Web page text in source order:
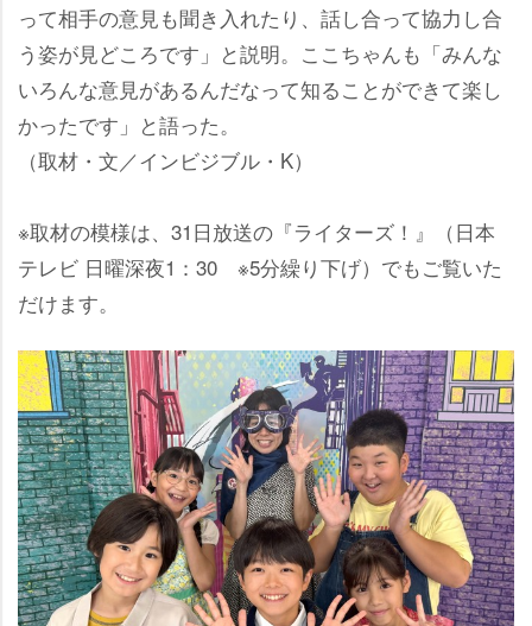
って相手の意見も聞き入れたり、話し合って協力し合
う姿が見どころです」と説明。ここちゃんも「みんな
いろんな意見があるんだなって知ることができて楽し
かったです」と語った。
（取材・文／インビジブル・K）
※取材の模様は、31日放送の『ライターズ！』（日本
テレビ 日曜深夜1：30 ※5分繰り下げ）でもご覧いた
だけます。